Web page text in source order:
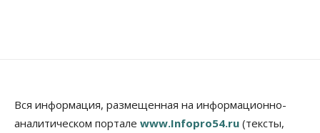
Власть
Думская гонка в Новосибирской области
обойдется без самовыдвиженцев
Вся информация, размещенная на информационно-
аналитическом портале www.Infopro54.ru (тексты,